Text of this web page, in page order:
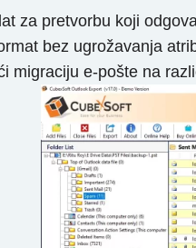
za pretvorbu koji
bez ugrožavanja
migraciju e-pošte na